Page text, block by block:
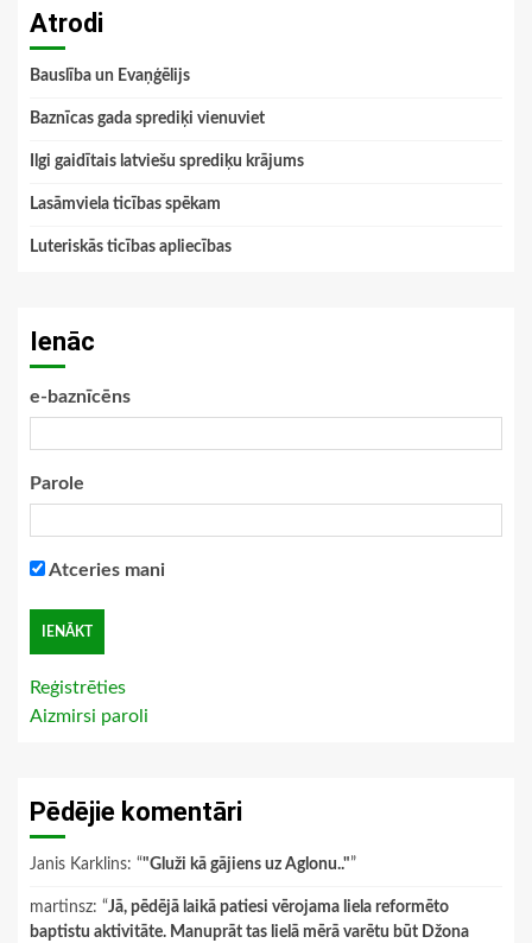
Atrodi
Bauslība un Evaņģēlijs
Baznīcas gada sprediķi vienuviet
Ilgi gaidītais latviešu sprediķu krājums
Lasāmviela ticības spēkam
Luteriskās ticības apliecības
Ienāc
e-baznīcēns
Parole
Atceries mani
Reģistrēties
Aizmirsi paroli
Pēdējie komentāri
Janis Karklins: “"Gluži kā gājiens uz Aglonu.."”
martinsz: “Jā, pēdējā laikā patiesi vērojama liela reformēto
baptistu aktivitāte. Manuprāt tas lielā mērā varētu būt Džona